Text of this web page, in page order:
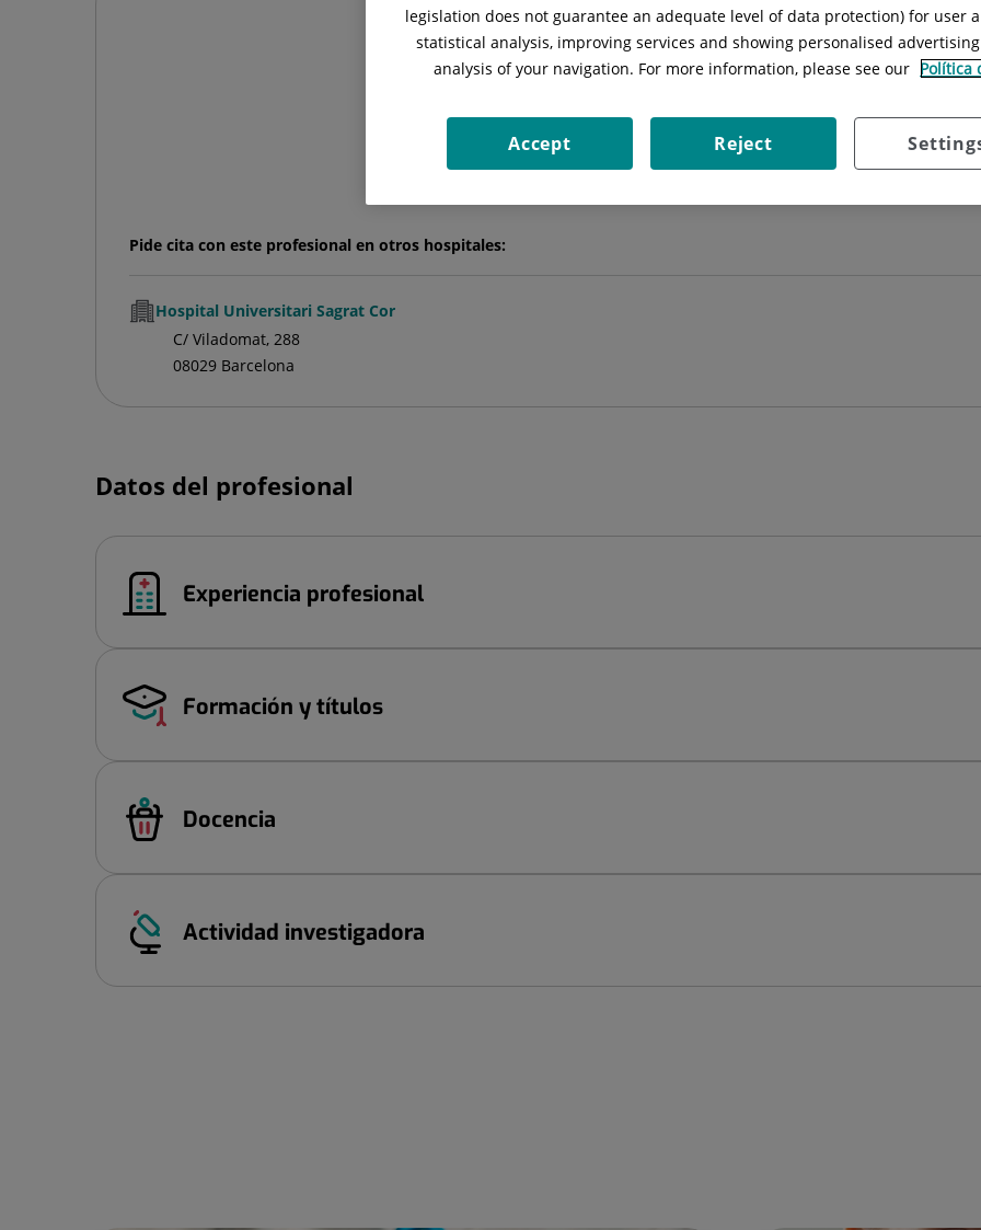
FedericaCastelli
FACULTATIVO ESPECIALISTA ANESTESIOLOGÍA Y
ANESTESIOLOGÍA Y REANIMACIÓN ANGIOLOGÍA Y CIRUGÍA VASCULAR
Pide cita con este profesional en otros hospitales:
Hospital Universitari Sagrat Cor
C/ Viladomat, 288
08029 Barcelona
Datos del profesional
Experiencia profesional
Formación y títulos
Docencia
Actividad investigadora
legislation does not guarantee an adequate level of data protection) for user
statistical analysis, improving services and showing personalised
analysis of your navigation. For more information, please see our Política
Reject
Accept